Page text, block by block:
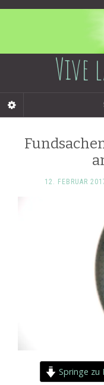
Vive
12. FEBRUAR
Springe zu